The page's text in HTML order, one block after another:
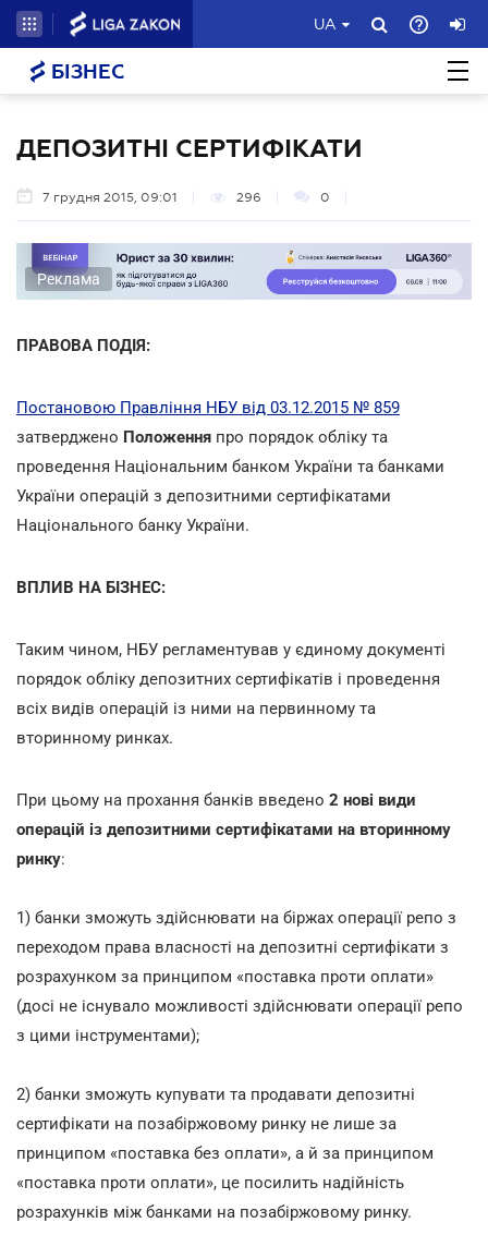
UA
БІЗНЕС
ДЕПОЗИТНІ СЕРТИФІКАТИ
7 грудня 2015, 09:01 296 0
Реклама
ПРАВОВА ПОДІЯ:
Постановою Правління НБУ від 03.12.2015 № 859
затверджено Положення про порядок обліку та
проведення Національним банком України та банками
України операцій з депозитними сертифікатами
Національного банку України.
ВПЛИВ НА БІЗНЕС:
Таким чином, НБУ регламентував у єдиному документі
порядок обліку депозитних сертифікатів і проведення
всіх видів операцій із ними на первинному та
вторинному ринках.
При цьому на прохання банків введено 2 нові види
операцій із депозитними сертифікатами на вторинному
ринку:
1) банки зможуть здійснювати на біржах операції репо з
переходом права власності на депозитні сертифікати з
розрахунком за принципом «поставка проти оплати»
(досі не існувало можливості здійснювати операції репо
з цими інструментами);
2) банки зможуть купувати та продавати депозитні
сертифікати на позабіржовому ринку не лише за
принципом «поставка без оплати», а й за принципом
«поставка проти оплати», це посилить надійність
розрахунків між банками на позабіржовому ринку.